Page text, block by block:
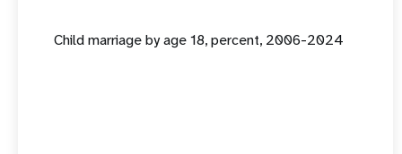
Child marriage by age 18, percent, 2006-2024